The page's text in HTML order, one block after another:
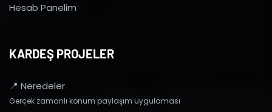
Hesab Panelim
KARDEŞ PROJELER
📍 Neredeler
Gerçek zamanlı konum paylaşım uygulaması